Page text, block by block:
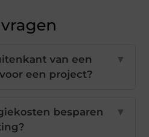
van een
een project?
▼
besparen
▼